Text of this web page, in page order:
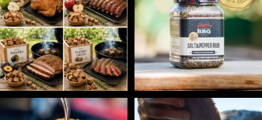
Spoustu podobných triků, které vám usnadní nejenom ... Ryba na grilu je opravdu rychlá, a stejně tak